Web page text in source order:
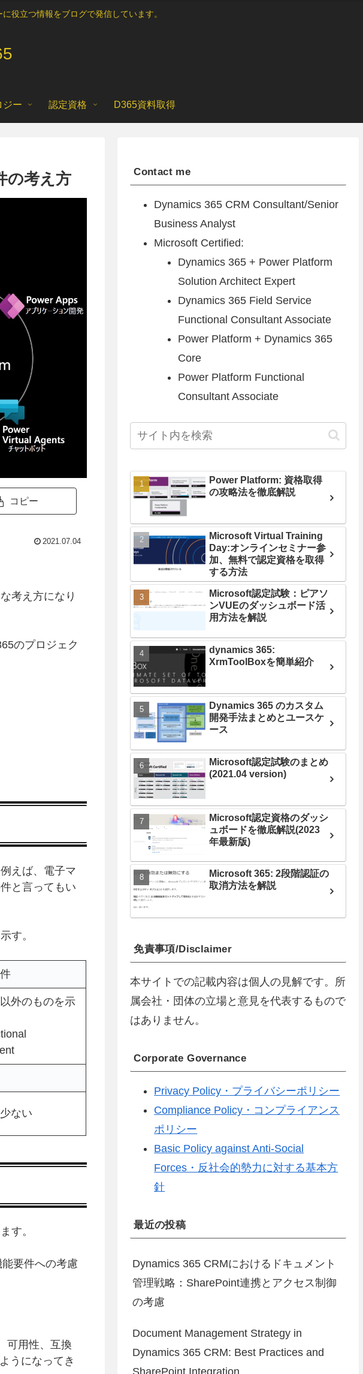
役立つ情報をブログで発信しています。
ジー 認定資格 D365資料取得
の考え方
コピー
2021.07.04
考え方になり
のプロジェク
えば、電子マ
と言ってもい
す。
外のものを示
ない
す。
要件への考慮
可用性、互換
うになってき
Contact me
Dynamics 365 CRM Consultant/Senior
Business Analyst
Microsoft Certified:
Dynamics 365 + Power Platform
Solution Architect Expert
Dynamics 365 Field Service
Functional Consultant Associate
Power Platform + Dynamics 365
Core
Power Platform Functional
Consultant Associate
Power Platform: 資格取得
の攻略法を徹底解説
Microsoft Virtual Training
Day:オンラインセミナー参
加、無料で認定資格を取得
する方法
Microsoft認定試験：ピアソ
ンVUEのダッシュボード活
用方法を解説
dynamics 365:
XrmToolBoxを簡単紹介
Dynamics 365 のカスタム
開発手法まとめとユースケ
ース
Microsoft認定試験のまとめ
(2021.04 version)
Microsoft認定資格のダッシ
ュボードを徹底解説(2023
年最新版)
Microsoft 365: 2段階認証の
取消方法を解説
免責事項/Disclaimer
本サイトでの記載内容は個人の見解です。所
属会社・団体の立場と意見を代表するもので
はありません。
Corporate Governance
Privacy Policy・プライバシーポリシー
Compliance Policy・コンプライアンス
ポリシー
Basic Policy against Anti-Social
Forces・反社会的勢力に対する基本方
針
最近の投稿
Dynamics 365 CRMにおけるドキュメント
管理戦略：SharePoint連携とアクセス制御
の考慮
Document Management Strategy in
Dynamics 365 CRM: Best Practices and
SharePoint Integration